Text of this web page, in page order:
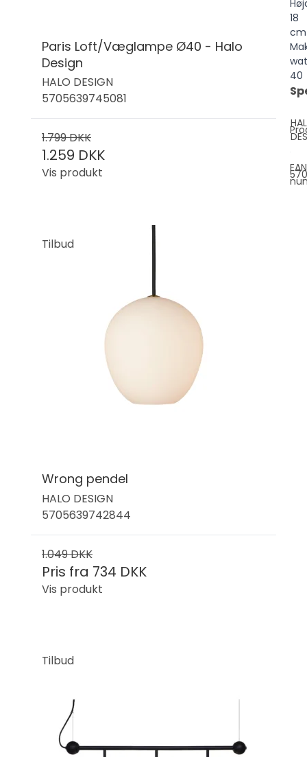
Paris Loft/Væglampe Ø40 - Halo
Design
HALO DESIGN
5705639745081
1.799 DKK
1.259 DKK
Vis produkt
Tilbud
Wrong pendel
HALO DESIGN
5705639742844
1.049 DKK
Pris fra 734 DKK
Vis produkt
Tilbud
18
cm
40